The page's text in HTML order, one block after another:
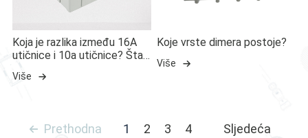
Koja je razlika između 16A
utičnice i 10a utičnice? Šta
znači 16A utičnica?
Više
Koje vrste dimera postoje?
Više
Prethodna
1 2 3 4
Sljedeća